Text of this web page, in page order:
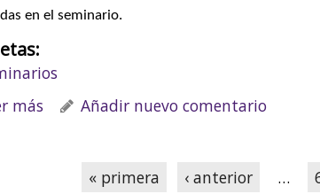
en el seminario.
más sobre Seminario: Desarrollo social
Añadir nuevo comentario
« primera ‹ anterior …